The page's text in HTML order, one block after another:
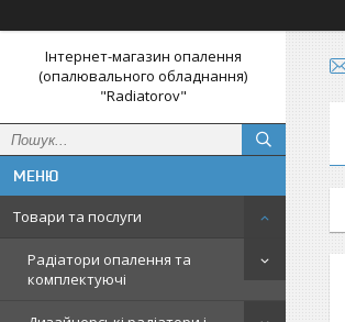
Інтернет-магазин опалення
(опалювального обладнання)
"Radiatorov"
Товари та послуги
Радіатори опалення та
комплектуючі